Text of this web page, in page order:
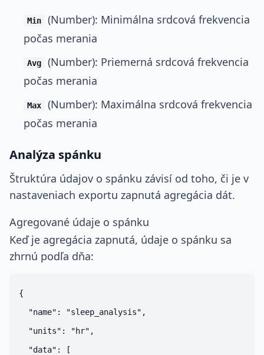
Min
(Number): Minimálna srdcová frekvencia
počas merania
Avg
(Number): Priemerná srdcová frekvencia
počas merania
Max
(Number): Maximálna srdcová frekvencia
počas merania
Analýza spánku
Štruktúra údajov o spánku závisí od toho, či je v
nastaveniach exportu zapnutá agregácia dát.
Agregované údaje o spánku
Keď je agregácia zapnutá, údaje o spánku sa
zhrnú podľa dňa:
{
  "name": "sleep_analysis",
  "units": "hr",
  "data": [